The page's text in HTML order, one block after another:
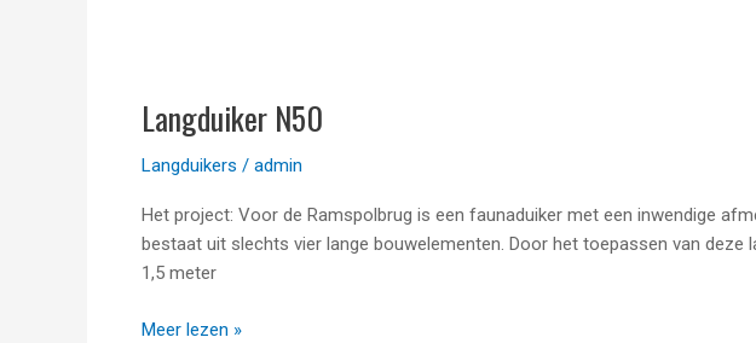
Langduiker N50
Langduikers / admin
Het project: Voor de Ramspolbrug is een faunaduiker met een inwendige
bestaat uit slechts vier lange bouwelementen. Door het toepassen van
1,5 meter
Meer lezen »